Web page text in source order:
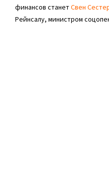
финансов станетСвен
Рейнсалу, министром